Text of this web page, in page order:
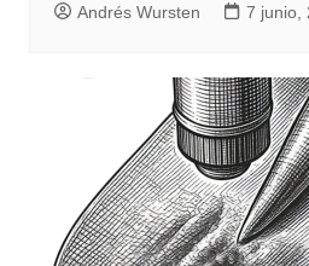
Andrés Wursten 7 junio,